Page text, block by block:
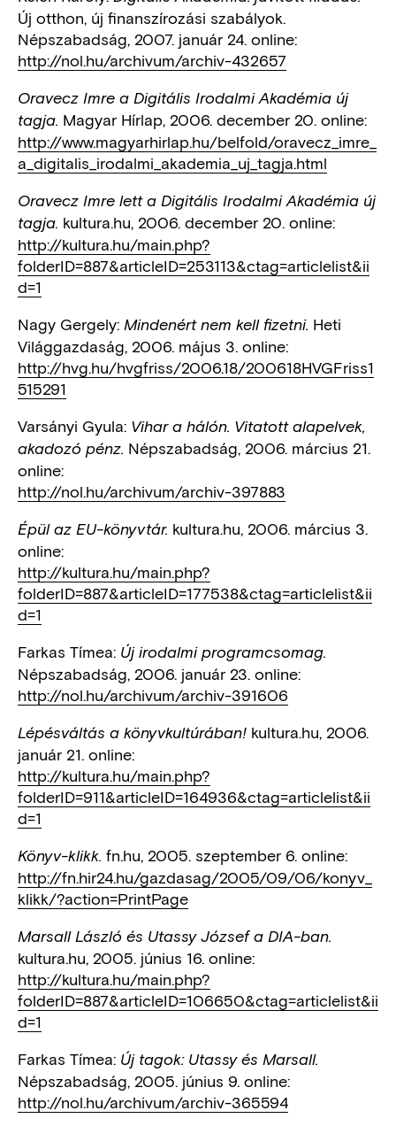
Új otthon, új finanszírozási szabályok.
Népszabadság, 2007. január 24. online:
http://nol.hu/archivum/archiv-432657
Oravecz Imre a Digitális Irodalmi Akadémia új
tagja. Magyar Hírlap, 2006. december 20. online:
http://www.magyarhirlap.hu/belfold/oravecz_imre_
a_digitalis_irodalmi_akademia_uj_tagja.html
Oravecz Imre lett a Digitális Irodalmi Akadémia új
tagja. kultura.hu, 2006. december 20. online:
http://kultura.hu/main.php?
folderID=887&articleID=253113&ctag=articlelist&ii
d=1
Nagy Gergely: Mindenért nem kell fizetni. Heti
Világgazdaság, 2006. május 3. online:
http://hvg.hu/hvgfriss/2006.18/200618HVGFriss1
515291
Varsányi Gyula: Vihar a hálón. Vitatott alapelvek,
akadozó pénz. Népszabadság, 2006. március 21.
online:
http://nol.hu/archivum/archiv-397883
Épül az EU-könyvtár. kultura.hu, 2006. március 3.
online:
http://kultura.hu/main.php?
folderID=887&articleID=177538&ctag=articlelist&ii
d=1
Farkas Tímea: Új irodalmi programcsomag.
Népszabadság, 2006. január 23. online:
http://nol.hu/archivum/archiv-391606
Lépésváltás a könyvkultúrában! kultura.hu, 2006.
január 21. online:
http://kultura.hu/main.php?
folderID=911&articleID=164936&ctag=articlelist&ii
d=1
Könyv-klikk. fn.hu, 2005. szeptember 6. online:
http://fn.hir24.hu/gazdasag/2005/09/06/konyv_
klikk/?action=PrintPage
Marsall László és Utassy József a DIA-ban.
kultura.hu, 2005. június 16. online:
http://kultura.hu/main.php?
folderID=887&articleID=106650&ctag=articlelist&ii
d=1
Farkas Tímea: Új tagok: Utassy és Marsall.
Népszabadság, 2005. június 9. online:
http://nol.hu/archivum/archiv-365594